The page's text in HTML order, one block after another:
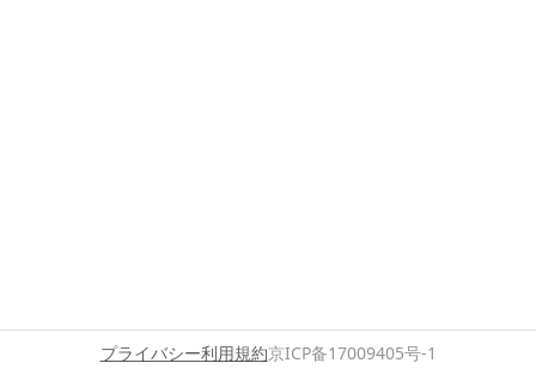
プライバシー利用規約京ICP备17009405号-1